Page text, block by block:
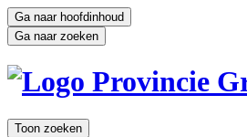
Ga naar hoofdinhoud
Ga naar zoeken
Toon zoeken